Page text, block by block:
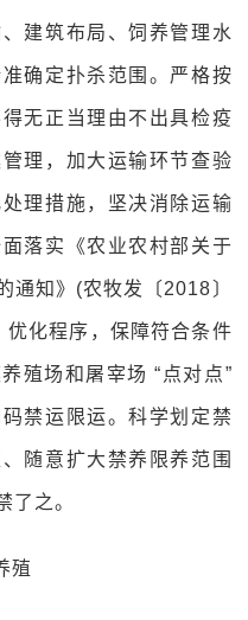
建筑布局、饲养管理水
确定扑杀范围。严格按
无正当理由不出具检疫
理，加大运输环节查验
理措施，坚决消除运输
落实《农业农村部关于
通知》(农牧发〔2018〕
化程序，保障符合条件
殖场和屠宰场 “点对点”
禁运限运。科学划定禁
随意扩大禁养限养范围
了之。
殖